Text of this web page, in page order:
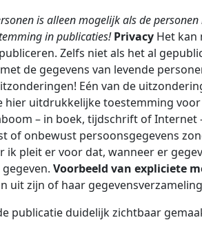
is alleen mogelijk als de
in publicaties! Privacy Het kan
Zelfs niet als het al
de gegevens van levende
Eén van de
hier uitdrukkelijke toestemming
– in boek, tijdschrift of Internet
of onbewust persoonsgegevens
pleit er voor dat, wanneer er
Voorbeeld van expliciete
uit zijn of haar
publicatie duidelijk zichtbaar